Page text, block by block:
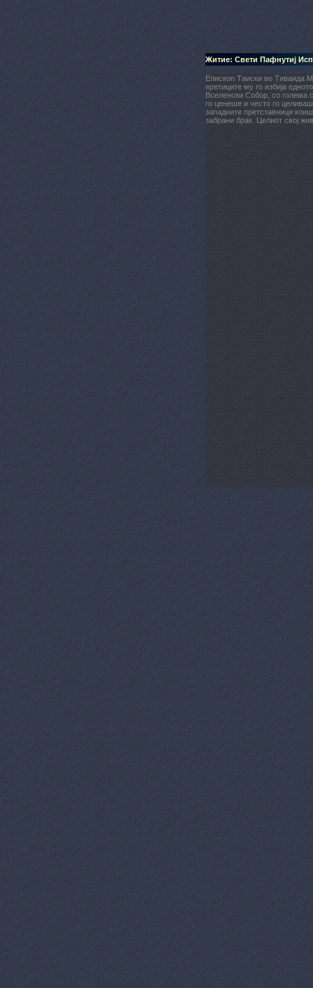
Житие: Свети Пафнутиј
Епископ Таиски во Тиваида
еретиците му го избија
Вселенски Собор, со голема
го ценеше и често го
западните претставници
забрани брак. Целиот свој